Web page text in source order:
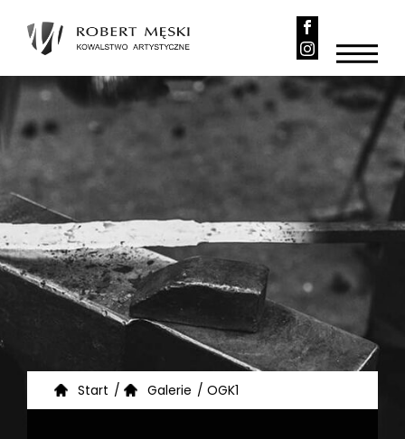
Start / Galerie / OGK1